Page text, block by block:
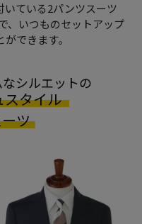
いている2パンツスーツ
、いつものセットアップ
できます。
シルエットの
スタイル
ツ